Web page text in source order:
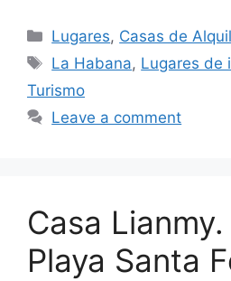
Categories
Lugares, Casas de
Tags
La Habana, Lugares de
Turismo
Leave a comment
Casa
Playa Santa